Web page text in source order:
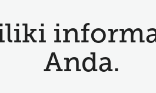
Anda.